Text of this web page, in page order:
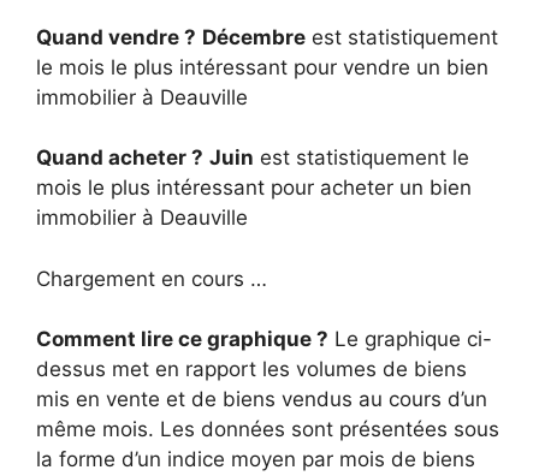
Quand vendre ? Décembre est statistiquement
le mois le plus intéressant pour vendre un bien
immobilier à Deauville
Quand acheter ? Juin est statistiquement le
mois le plus intéressant pour acheter un bien
immobilier à Deauville
Chargement en cours …
Comment lire ce graphique ? Le graphique ci-
dessus met en rapport les volumes de biens
mis en vente et de biens vendus au cours d’un
même mois. Les données sont présentées sous
la forme d’un indice moyen par mois de biens